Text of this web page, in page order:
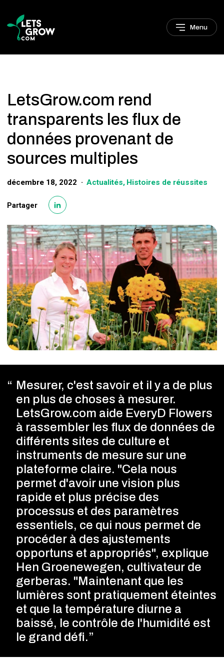
Menu
LetsGrow.com rend
transparents les flux de
données provenant de
sources multiples
décembre 18, 2022 Actualités Histoires de réussites
Partager
Mesurer, c'est savoir et il y a de plus
en plus de choses à mesurer.
LetsGrow.com aide EveryD Flowers
à rassembler les flux de données de
différents sites de culture et
instruments de mesure sur une
plateforme claire. "Cela nous
permet d'avoir une vision plus
rapide et plus précise des
processus et des paramètres
essentiels, ce qui nous permet de
procéder à des ajustements
opportuns et appropriés", explique
Hen Groenewegen, cultivateur de
gerberas. "Maintenant que les
lumières sont pratiquement éteintes
et que la température diurne a
baissé, le contrôle de l'humidité est
le grand défi.